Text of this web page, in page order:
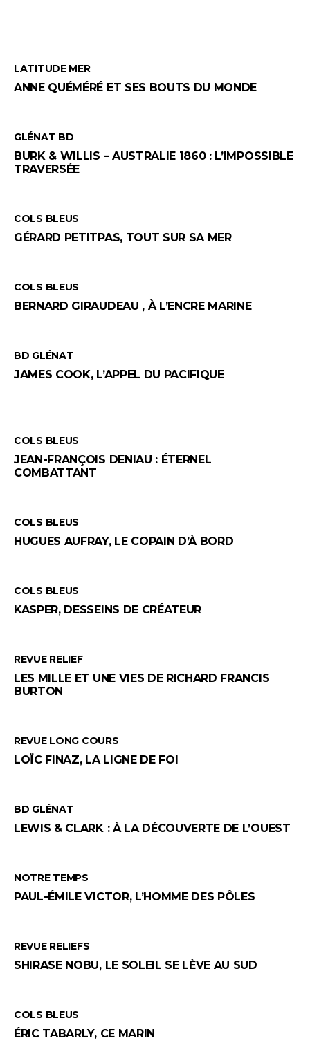
LATITUDE MER
ANNE QUÉMÉRÉ ET SES BOUTS DU MONDE
GLÉNAT BD
BURK & WILLIS – AUSTRALIE 1860 : L’IMPOSSIBLE
TRAVERSÉE
COLS BLEUS
GÉRARD PETITPAS, TOUT SUR SA MER
COLS BLEUS
BERNARD GIRAUDEAU , À L’ENCRE MARINE
BD GLÉNAT
JAMES COOK, L’APPEL DU PACIFIQUE
COLS BLEUS
JEAN-FRANÇOIS DENIAU : ÉTERNEL
COMBATTANT
COLS BLEUS
HUGUES AUFRAY, LE COPAIN D’À BORD
COLS BLEUS
KASPER, DESSEINS DE CRÉATEUR
REVUE RELIEF
LES MILLE ET UNE VIES DE RICHARD FRANCIS
BURTON
REVUE LONG COURS
LOÏC FINAZ, LA LIGNE DE FOI
BD GLÉNAT
LEWIS & CLARK : À LA DÉCOUVERTE DE L’OUEST
NOTRE TEMPS
PAUL-ÉMILE VICTOR, L’HOMME DES PÔLES
REVUE RELIEFS
SHIRASE NOBU, LE SOLEIL SE LÈVE AU SUD
COLS BLEUS
ÉRIC TABARLY, CE MARIN